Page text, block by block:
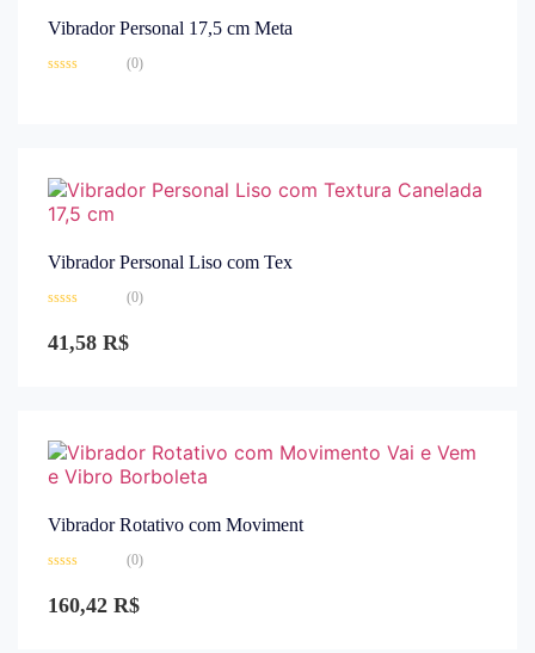
Vibrador Personal 17,5 cm Meta
(0)
Vibrador Personal Liso com Tex
0
de
(0)
41,58 R$
Vibrador Rotativo com Moviment
0
de
(0)
160,42 R$